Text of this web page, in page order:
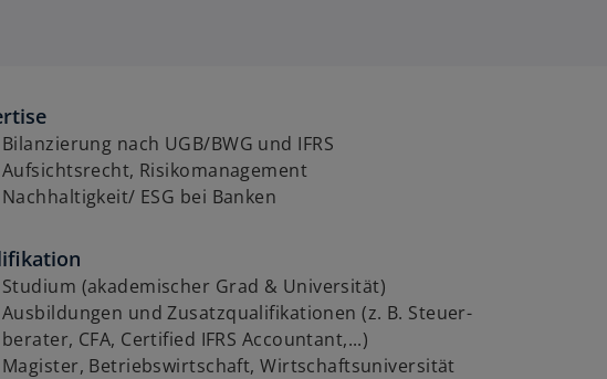
Bilanzierung nach UGB/BWG und IFRS
Aufsichtsrecht, Risiko­manage­ment
Nachhaltigkeit/ ESG bei Banken
Studium (akademischer Grad & Universität)
Ausbildungen und Zusatz­qualifi­kationen (z. B. Steuer­
berater, CFA, Certified IFRS Accountant,...)
Magister, Betriebs­wirt­schaft, Wirtschafts­universität